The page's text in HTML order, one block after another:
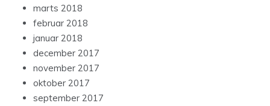
marts 2018
februar 2018
januar 2018
december 2017
november 2017
oktober 2017
september 2017